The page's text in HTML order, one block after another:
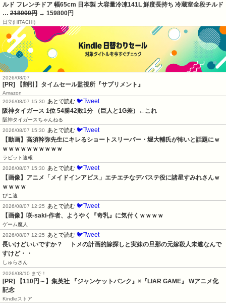
ルド フレンチドア 幅65cm 日本製 大容量冷凍141L 鮮度長持ち 冷蔵室全段チルド
… 218000円 → 159800円
日立(HITACHI)
2026/08/07
[PR] 【割引】タイムセール監視所『サプリメント』
Amazon
2026/08/07 15:30
あとで読む 🐦Tweet
阪神タイガース 1位 54勝42敗1分 （巨人と1G差）←これ
阪神タイガースちゃんねる
2026/08/07 15:30
あとで読む 🐦Tweet
【動画】高須幹弥先生にキレるショートスリーパー・堀大輔氏が怖いと話題にｗ
ｗｗｗｗｗｗｗｗｗｗ
ラビット速報
2026/08/07 15:30
あとで読む 🐦Tweet
【画像】アニメ「メイドインアビス」エチエチなデバステ役に諸星すみれさんｗ
ｗｗｗｗ
ぴこ速
2026/08/07 12:25
あとで読む 🐦Tweet
【画像】咲-saki-作者、ようやく『奇乳』に気付くｗｗｗｗ
ゲーム魔人
2026/08/07 12:25
あとで読む 🐦Tweet
長いけどいいですか？     トメの計画的嫁探しと実妹の旦那の元嫁殺人未遂なんで
すけど・・
しゅらさん
2026/08/10 まで！
[PR]
【110円～】集英社 『ジャンケットバンク』×『LIAR GAME』 Wアニメ化
記念
Kindleストア